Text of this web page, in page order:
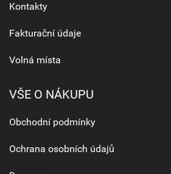
Kontakty
Fakturační údaje
Volná místa
VŠE O NÁKUPU
Obchodní podmínky
Ochrana osobních údajů